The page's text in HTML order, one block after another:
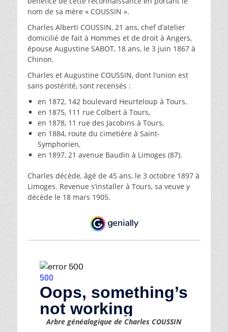
nom de sa mère « COUSSIN ».
Charles Alberti COUSSIN, 21 ans, chef d’atelier
domicilié de fait à Hommes et de droit à Angers,
épouse Augustine SABOT, 18 ans, le 3 juin 1867 à
Chinon.
Charles et Augustine COUSSIN, dont l’union est
sans postérité, sont recensés :
en 1872, 142 boulevard Heurteloup à Tours,
en 1875, 111 rue Colbert à Tours,
en 1878, 11 rue des Jacobins à Tours,
en 1884, route du cimetière à Saint-
Symphorien,
en 1897, 21 avenue Baudin à Limoges (87).
Charles décède, âgé de 45 ans, le 3 octobre 1897 à
Limoges. Revenue s’installer à Tours, sa veuve y
décède le 18 mars 1905.
Arbre généalogique de Charles COUSSIN